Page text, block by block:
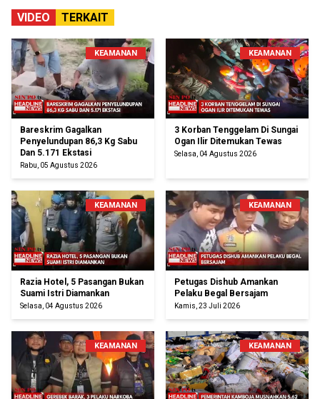
VIDEO TERKAIT
KEAMANAN
Bareskrim Gagalkan
Penyelundupan 86,3 Kg Sabu
Dan 5.171 Ekstasi
Rabu, 05 Agustus 2026
KEAMANAN
3 Korban Tenggelam Di Sungai
Ogan Ilir Ditemukan Tewas
Selasa, 04 Agustus 2026
KEAMANAN
Razia Hotel, 5 Pasangan Bukan
Suami Istri Diamankan
Selasa, 04 Agustus 2026
KEAMANAN
Petugas Dishub Amankan
Pelaku Begal Bersajam
Kamis, 23 Juli 2026
KEAMANAN KEAMANAN